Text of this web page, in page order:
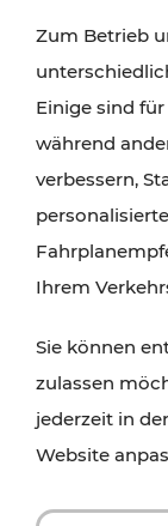
finden Sie
Zum Betrieb
Einige sind
während
verbessern,
Ihrem
Sie können
zulassen
jederzeit in
Website